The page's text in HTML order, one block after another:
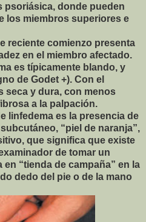
psoriásica, donde pueden
los miembros superiores e
reciente comienzo presenta
en el miembro afectado.
es típicamente blando, y
de Godet +). Con el
seca y dura, con menos
a la palpación.
linfedema es la presencia de
“piel de naranja”,
que significa que existe
de tomar un
“tienda de campaña” en la
dedo del pie o de la mano